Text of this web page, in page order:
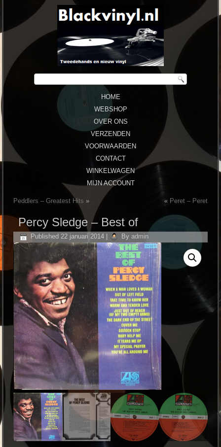
HOME
WEBSHOP
OVER ONS
VERZENDEN
VOORWAARDEN
CONTACT
WINKELWAGEN
MIJN ACCOUNT
Peddlers – Greatest Hits » « Peret – Peret
Percy Sledge – Best of
Published 22 januari 2014 By admin